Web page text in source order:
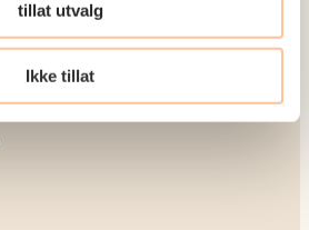
tillat utvalg
Ikke tillat